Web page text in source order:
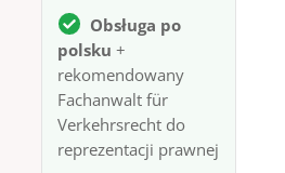
Obsługa po
polsku +
rekomendowany
Fachanwalt für
Verkehrsrecht do
reprezentacji prawnej